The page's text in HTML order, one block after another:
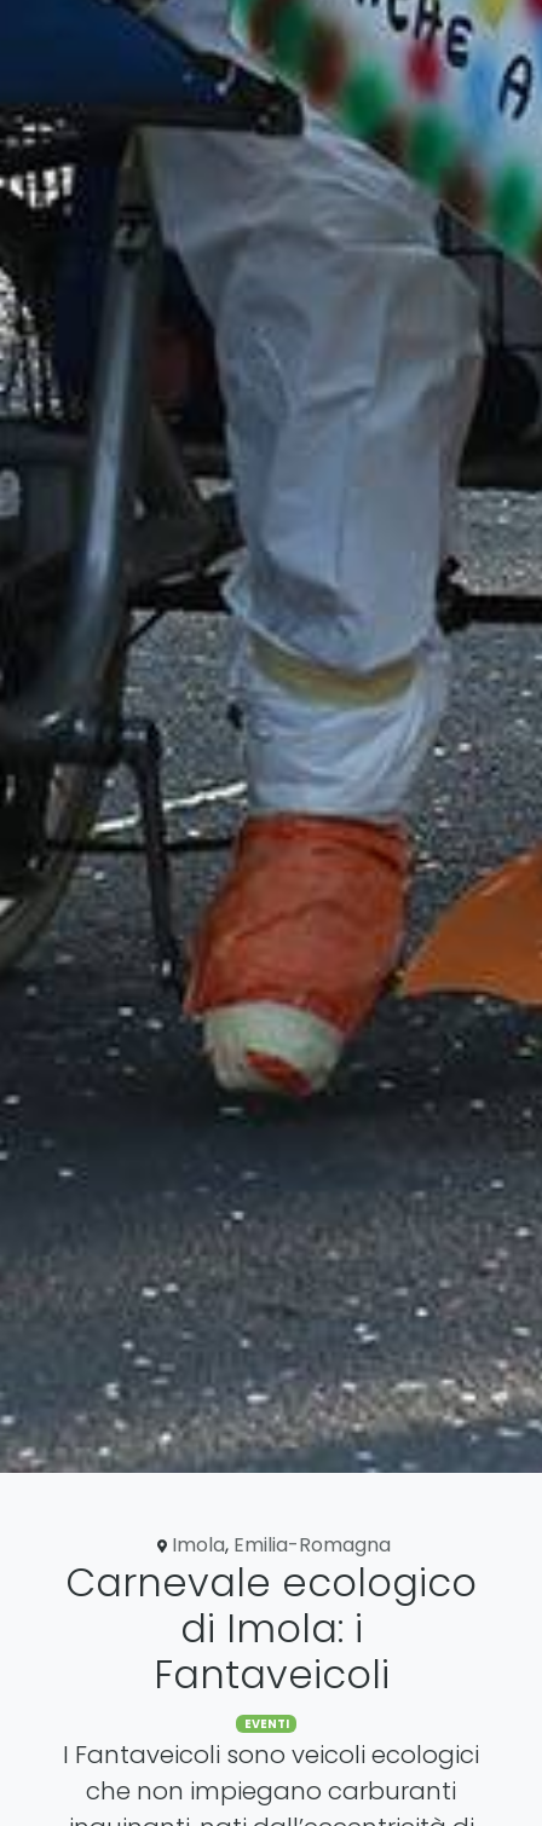
Imola, Emilia-Romagna
Carnevale ecologico
di Imola: i
Fantaveicoli
Categories
EVENTI
I Fantaveicoli sono veicoli ecologici
che non impiegano carburanti